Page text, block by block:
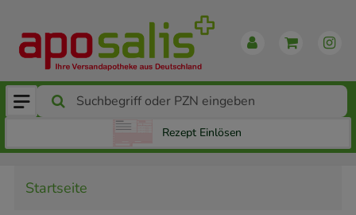
Rezept Einlösen
Startseite